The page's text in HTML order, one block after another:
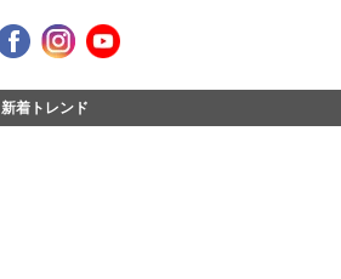
新着トレンド